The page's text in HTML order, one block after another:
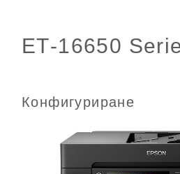
Конфигуриране